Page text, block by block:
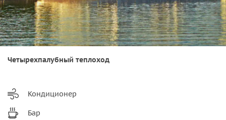
Четырехпалубный теплоход
Кондиционер
Бар